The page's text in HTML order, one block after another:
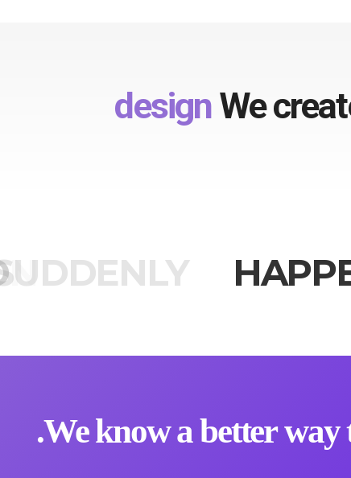
We
design
NTI
We know a better way